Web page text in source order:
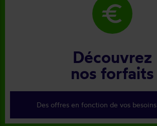
euro
Découvrez
nos forfaits
Des offres en fonction de vos besoins